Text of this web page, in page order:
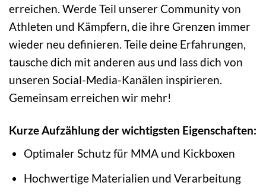
erreichen. Werde Teil unserer Community von
Athleten und Kämpfern, die ihre Grenzen immer
wieder neu definieren. Teile deine Erfahrungen,
tausche dich mit anderen aus und lass dich von
unseren Social-Media-Kanälen inspirieren.
Gemeinsam erreichen wir mehr!
Kurze Aufzählung der wichtigsten Eigenschaften:
Optimaler Schutz für MMA und Kickboxen
Hochwertige Materialien und Verarbeitung